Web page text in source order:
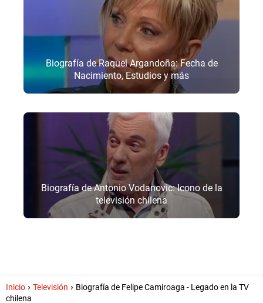
Biografía de Raquel Argandoña: Fecha de
Nacimiento, Estudios y más
Biografía de Antonio Vodanovic: Icono de la
televisión chilena
Inicio Televisión
Biografía de Felipe Camiroaga - Legado en la TV
chilena